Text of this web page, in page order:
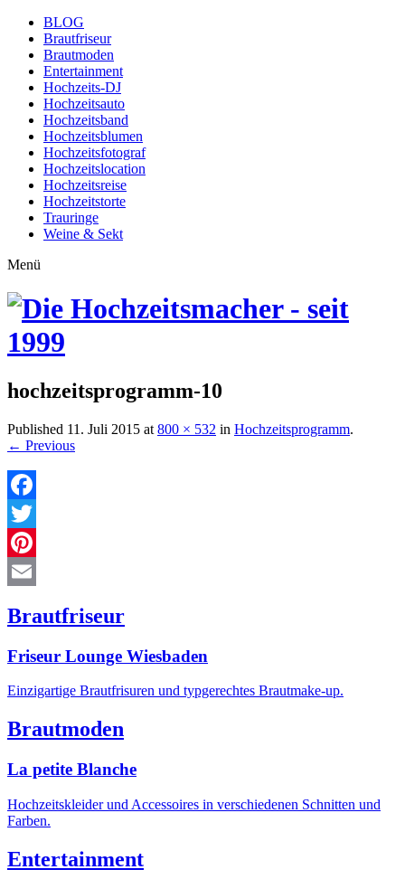
BLOG
Brautfriseur
Brautmoden
Entertainment
Hochzeits-DJ
Hochzeitsauto
Hochzeitsband
Hochzeitsblumen
Hochzeitsfotograf
Hochzeitslocation
Hochzeitsreise
Hochzeitstorte
Trauringe
Weine & Sekt
Menü
hochzeitsprogramm-10
Published 11. Juli 2015 at 800 × 532 in Hochzeitsprogramm.
← Previous
Facebook
Twitter
Pinterest
Brautfriseur
Friseur Lounge Wiesbaden
Einzigartige Brautfrisuren und typgerechtes Brautmake-up.
Brautmoden
La petite Blanche
Hochzeitskleider und Accessoires in verschiedenen Schnitten und
Farben.
Entertainment